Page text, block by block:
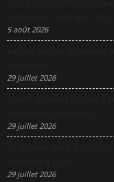
5 août 2026
29 juillet 2026
29 juillet 2026
29 juillet 2026